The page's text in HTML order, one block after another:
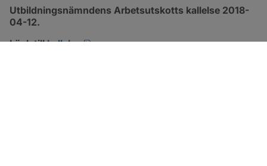
Utbildningsnämndens Arbetsutskotts kallelse 2018-
04-12.
Länk till kallelse pdf.